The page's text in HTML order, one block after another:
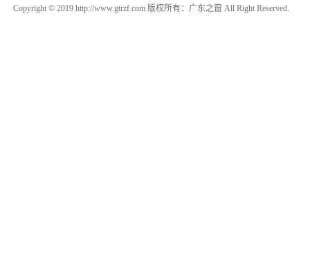
Copyright © 2019 http://www.gtrzf.com 版权所有：广东之窗 All Right Reserved.